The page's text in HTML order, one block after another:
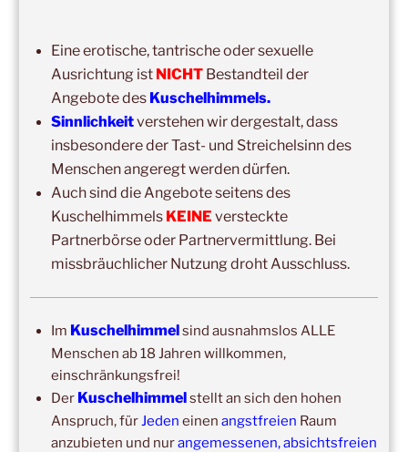
15:00 – 20:00,12. September 2026–
Erbach/Rheingau Kuschelhimmel 5h Kuscheln
Ganztags,13. September 2026–Jahresgruppe
Ausbildung Berührungs- und Kuscheltrainer*in
14:00– 19:00,19. September 2026 –Marburg
Kuschelhimmel 5h mit Klangschalenbegleitung
Wochenend-Event,26. September 2026 –27.
September 2026–Wochenende für 2:1 Ausbildung
Kuschelhimmel 6h
Wochenend-Event, 17. Oktober 2026–
2026–Wochenende für 2:1 Ausbildung
Eine erotische, tantrische oder sexuelle
Ausrichtung ist NICHTBestandteil der
Angebote des Kuschelhimmels.
Sinnlichkeitverstehen wir dergestalt, dass
insbesondere der Tast- und Streichelsinn des
Menschen angeregt werden dürfen.
Auch sind die Angebote seitens des
Kuschelhimmels KEINE versteckte
Partnerbörse oder Partnervermittlung. Bei
missbräuchlicher Nutzung droht Ausschluss.
Im Kuschelhimmelsind ausnahmslos ALLE
Menschen ab 18 Jahren willkommen,
einschränkungsfrei!
Der Kuschelhimmelstellt an sich den hohen
Anspruch, für Jeden einen angstfreien Raum
anzubieten und nurangemessenen, absichtsfreien